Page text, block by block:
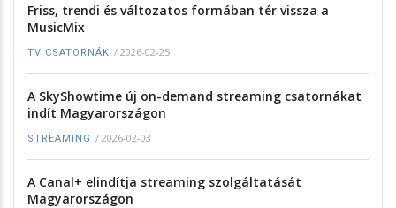
Friss, trendi és változatos formában tér vissza a
MusicMix
TV CSATORNÁK / 2026-02-25
A SkyShowtime új on-demand streaming csatornákat
indít Magyarországon
STREAMING / 2026-02-03
A Canal+ elindítja streaming szolgáltatását
Magyarországon